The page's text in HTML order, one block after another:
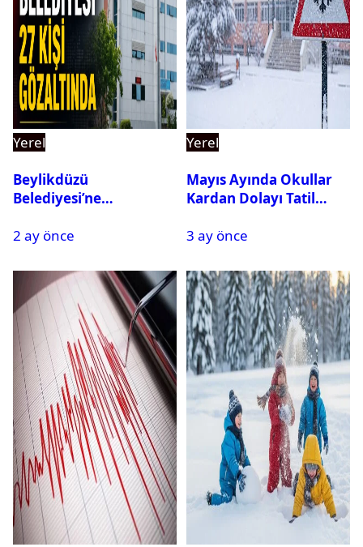
Yerel
Beylikdüzü
Belediyesi’ne
Gözaltına Alındı
2 ay önce
Yerel
Mayıs Ayında Okullar
Kardan Dolayı Tatil
3 ay önce